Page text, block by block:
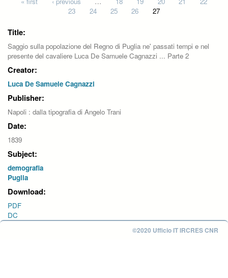
23
24 25 26 27
Title:
Saggio sulla popolazione del Regno di Puglia ne' passati tempi e nel
presente del cavaliere Luca De Samuele Cagnazzi ... Parte 2
Creator:
Luca De Samuele Cagnazzi
Publisher:
Napoli : dalla tipografia di Angelo Trani
Date:
1839
Subject:
demografia
Puglia
Download:
PDF
DC
©2020 Ufficio IT IRCRES CNR